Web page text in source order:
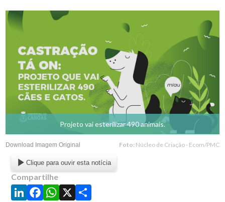
Projeto vai esterilizar 490 animais.
Download Imagem Original Foto: Núcleo de Criação - Ecom/PMC
Clique para ouvir esta notícia
Compartilhe
LinkedIn
Facebook
WhatsApp
X Share